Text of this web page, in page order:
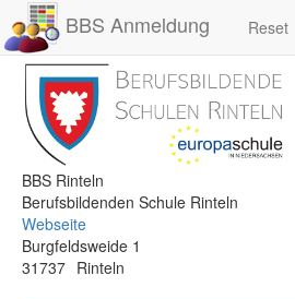
BBS Anmeldung Reset
BBS Rinteln
Berufsbildenden Schule Rinteln
Webseite
Burgfeldsweide 1
31737 Rinteln